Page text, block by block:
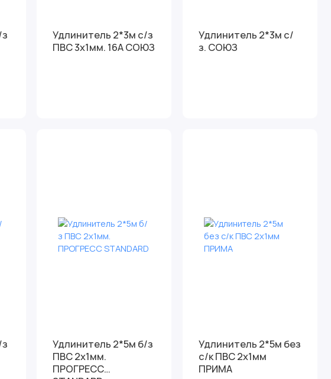
Удлинитель 2*3м с/з
ПВС 3х1мм. 16А СОЮЗ
Удлинитель 2*3м с/
з. СОЮЗ
Удлинитель 2*5м б/з
ПВС 2х1мм.
ПРОГРЕСС
Удлинитель 2*5м без
c/к ПВС 2х1мм
ПРИМА